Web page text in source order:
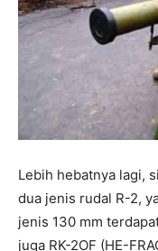
Lebih hebatnya lagi,
dua jenis rudal R-2,
jenis 130 mm
juga RK-2OF (HE-